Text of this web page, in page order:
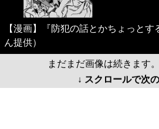
【漫画】『防犯の話とかちょっとす
ん提供）
まだまだ画像は続きます
↓ スクロールで次